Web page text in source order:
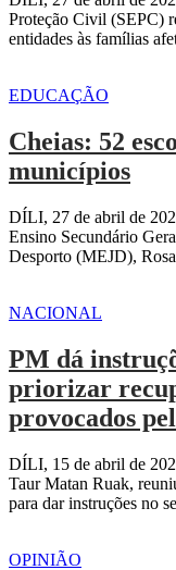
Proteção Civil (SEPC)
entidades às famílias
EDUCAÇÃO
Cheias: 52
municípios
DÍLI, 27 de abril de
Ensino Secundário
Desporto (MEJD),
NACIONAL
PM dá
priorizar
provocados
DÍLI, 15 de abril de
Taur Matan Ruak,
para dar instruções no
OPINIÃO